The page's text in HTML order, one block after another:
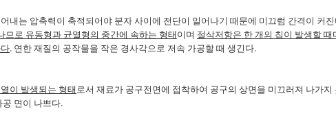
내는 압축력이 축적되어야 분자 사이에 전단이 일어나기 때문에 미끄럼 간격이 커
로 유동형과 균열형의 중간에 속하는 형태이며 절삭저항은 한 개의 칩이 발생할 때
. 연한 재질의 공작물을 작은 경사각으로 저속 가공할 때 생긴다.
이 발생되는 형태로서 재료가 공구전면에 접착하여 공구의 상면을 미끄러져 나가지
면이 나쁘다.